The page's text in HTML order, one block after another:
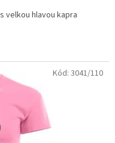
s velkou hlavou kapra
Kód: 3041/110